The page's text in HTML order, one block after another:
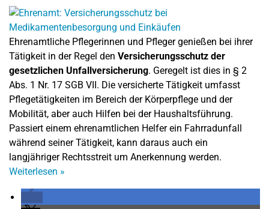
Ehrenamtliche Pflegerinnen und Pfleger genießen bei ihrer
Tätigkeit in der Regel den Versicherungsschutz der
gesetzlichen Unfallversicherung. Geregelt ist dies in § 2
Abs. 1 Nr. 17 SGB VII. Die versicherte Tätigkeit umfasst
Pflegetätigkeiten im Bereich der Körperpflege und der
Mobilität, aber auch Hilfen bei der Haushaltsführung.
Passiert einem ehrenamtlichen Helfer ein Fahrradunfall
während seiner Tätigkeit, kann daraus auch ein
langjähriger Rechtsstreit um Anerkennung werden.
Weiterlesen »